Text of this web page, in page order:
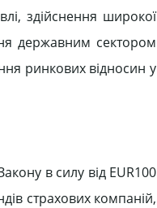
здійснення широкої
державним сектором
ринкових відносин у
в силу від EUR100
страхових компаній,